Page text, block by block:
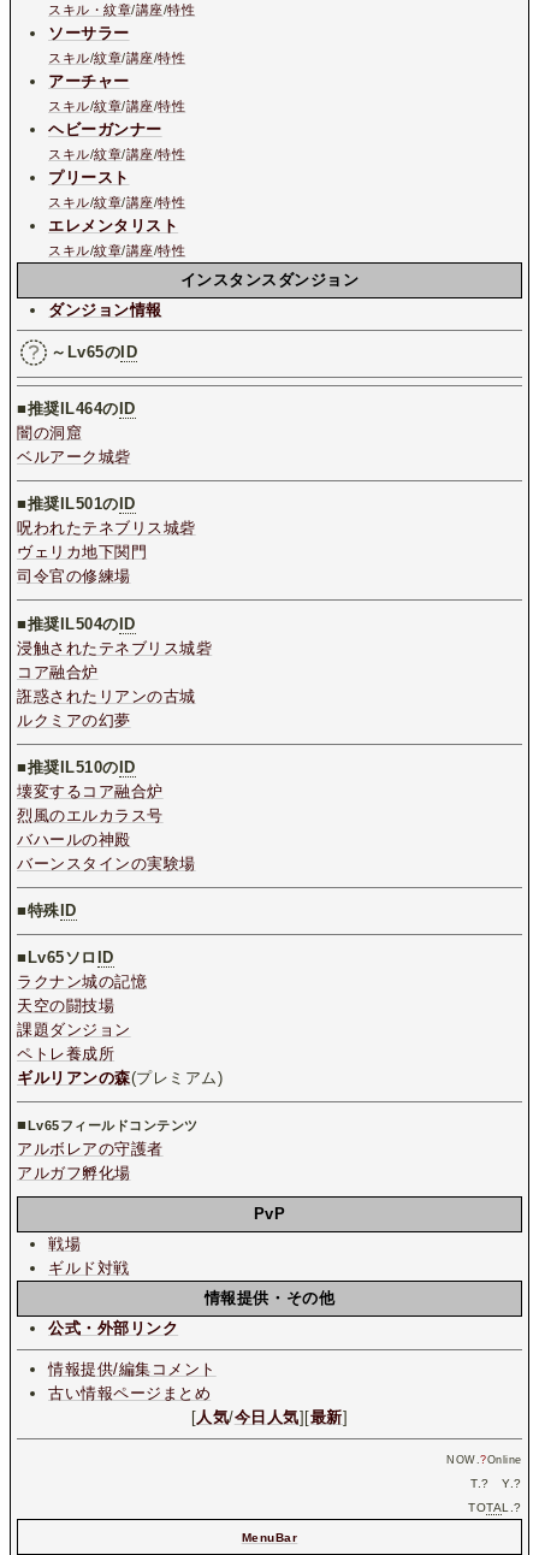
スキル・紋章/講座/特性
ソーサラー
スキル/紋章/講座/特性
アーチャー
スキル/紋章/講座/特性
ヘビーガンナー
スキル/紋章/講座/特性
プリースト
スキル/紋章/講座/特性
エレメンタリスト
スキル/紋章/講座/特性
インスタンスダンジョン
ダンジョン情報
～Lv65の ID
■推奨IL464の ID
闇の洞窟
ベルアーク城砦
■推奨IL501の ID
呪われたテネブリス城砦
ヴェリカ地下関門
司令官の修練場
■推奨IL504のID
浸触されたテネブリス城砦
コア融合炉
誑惑されたリアンの古城
ルクミアの幻夢
■推奨IL510のID
壊変するコア融合炉
烈風のエルカラス号
バハールの神殿
バーンスタインの実験場
■特殊 ID
■ Lv65ソロ ID
ラクナン城の記憶
天空の闘技場
課題ダンジョン
ペトレ養成所
ギルリアンの森(プレミアム)
■ Lv65フィールドコンテンツ
アルボレアの守護者
アルガフ孵化場
PvP
戦場
ギルド対戦
情報提供・その他
公式・外部リンク
情報提供/編集コメント
古い情報ページまとめ
[人気/今日人気][最新]
NOW.?Online
T.? Y.?
TOTAL.?
MenuBar